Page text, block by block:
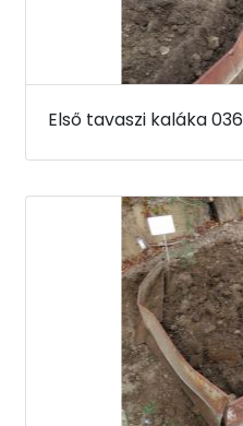
Első tavaszi kaláka 036